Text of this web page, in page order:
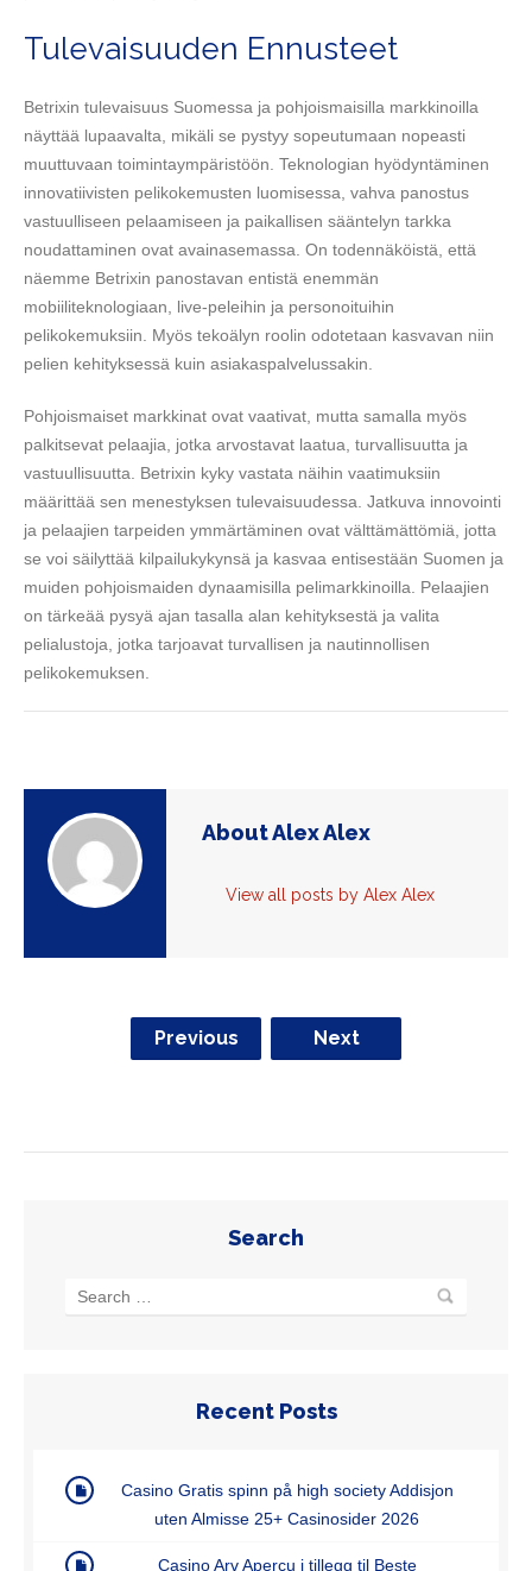
Tulevaisuuden Ennusteet
Betrixin tulevaisuus Suomessa ja pohjoismaisilla markkinoilla
näyttää lupaavalta, mikäli se pystyy sopeutumaan nopeasti
muuttuvaan toimintaympäristöön. Teknologian hyödyntäminen
innovatiivisten pelikokemusten luomisessa, vahva panostus
vastuulliseen pelaamiseen ja paikallisen sääntelyn tarkka
noudattaminen ovat avainasemassa. On todennäköistä, että
näemme Betrixin panostavan entistä enemmän
mobiiliteknologiaan, live-peleihin ja personoituihin
pelikokemuksiin. Myös tekoälyn roolin odotetaan kasvavan niin
pelien kehityksessä kuin asiakaspalvelussakin.
Pohjoismaiset markkinat ovat vaativat, mutta samalla myös
palkitsevat pelaajia, jotka arvostavat laatua, turvallisuutta ja
vastuullisuutta. Betrixin kyky vastata näihin vaatimuksiin
määrittää sen menestyksen tulevaisuudessa. Jatkuva innovointi
ja pelaajien tarpeiden ymmärtäminen ovat välttämättömiä, jotta
se voi säilyttää kilpailukykynsä ja kasvaa entisestään Suomen ja
muiden pohjoismaiden dynaamisilla pelimarkkinoilla. Pelaajien
on tärkeää pysyä ajan tasalla alan kehityksestä ja valita
pelialustoja, jotka tarjoavat turvallisen ja nautinnollisen
pelikokemuksen.
About Alex Alex
View all posts by Alex Alex
Previous Next
Search
Recent Posts
Casino Gratis spinn på high society Addisjon
uten Almisse 25+ Casinosider 2026
Casino Arv Aperçu i tillegg til Beste